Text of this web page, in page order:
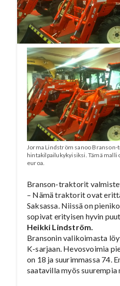
Liugong-merkkisiin
Fatgad Oy on aloittanut
myynnin.
Jorma Lindström sanoo
hintakilpailukykyisiksi. Tämä malli
euroa.
Branson-traktorit
– Nämä traktorit ovat
Saksassa. Niissä on
sopivat erityisen hyvin
Heikki Lindström.
Bransonin valikoimasta
K-sarjaan. Hevosvoimia
on 18 ja suurimmassa 74.
saatavilla myös suurempia